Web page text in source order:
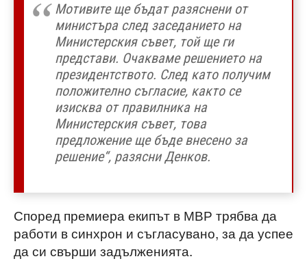
Мотивите ще бъдат разяснени от
министъра след заседанието на
Министерския съвет, той ще ги
представи. Очакваме решението на
президентството. След като получим
положително съгласие, както се
изисква от правилника на
Министерския съвет, това
предложение ще бъде внесено за
решение“, разясни Денков.
Според премиера екипът в МВР трябва да
работи в синхрон и съгласувано, за да успее
да си свърши задълженията.